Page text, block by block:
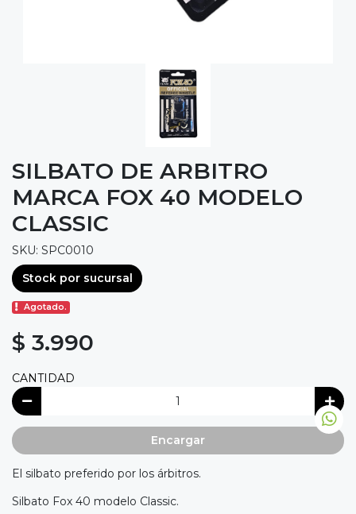
SILBATO DE ARBITRO
MARCA FOX 40 MODELO
CLASSIC
SKU: SPC0010
Stock por sucursal
Agotado.
$ 3.990
CANTIDAD
Encargar
El silbato preferido por los árbitros.
Silbato Fox 40 modelo Classic.